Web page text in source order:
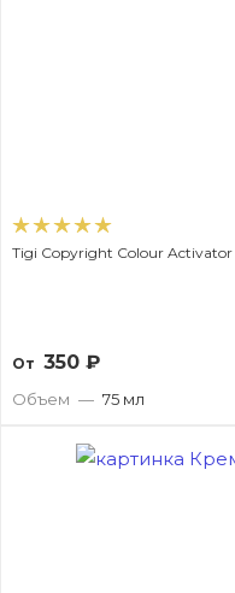
От 350 ₽
Объем — 75 мл